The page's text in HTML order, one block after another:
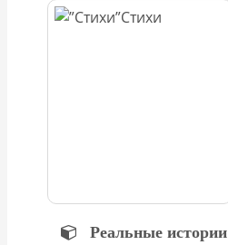
Стихи
Реальные истории